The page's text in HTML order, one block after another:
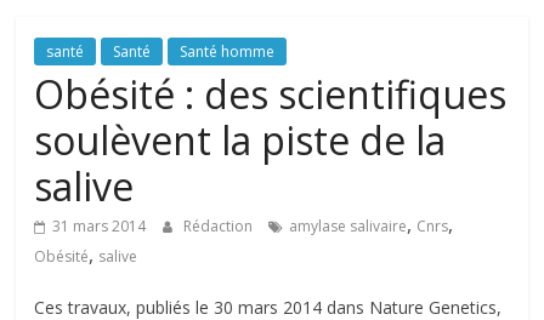
de
toute
famille
santé Santé Santé homme
Obésité : des scientifiques
soulèvent la piste de la
salive
31 mars 2014 Rédaction amylase salivaire, Cnrs,
Obésité, salive
Ces travaux, publiés le 30 mars 2014 dans Nature Genetics,